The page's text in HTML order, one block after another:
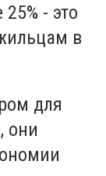
- это
в
для
они